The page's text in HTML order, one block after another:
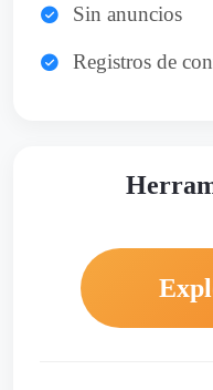
Sin anuncios
Registros de